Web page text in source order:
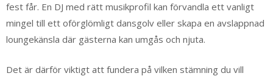
fest får. En DJ med rätt musikprofil kan förvandla ett vanligt
mingel till ett oförglömligt dansgolv eller skapa en avslappnad
loungekänsla där gästerna kan umgås och njuta.
Det är därför viktigt att fundera på vilken stämning du vill